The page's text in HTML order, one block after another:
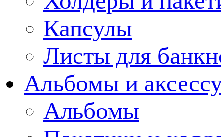
Капсулы
Листы для
Альбомы и
Альбомы